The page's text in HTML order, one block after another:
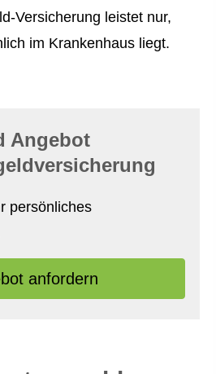
Versicherung leistet nur,
im Krankenhaus liegt.
Angebot
persönliches
an­for­dern